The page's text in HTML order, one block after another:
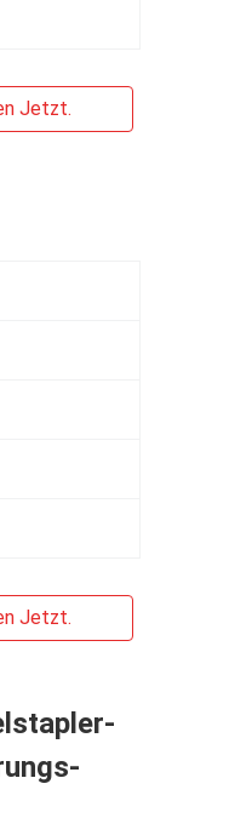
Jetzt.
Jetzt.